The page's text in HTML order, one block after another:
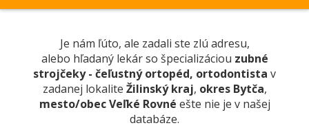
Je nám ľúto, ale zadali ste zlú adresu,
alebo hľadaný lekár so špecializáciou zubné
strojčeky - čeľustný ortopéd, ortodontista v
zadanej lokalite Žilinský kraj, okres Bytča,
mesto/obec Veľké Rovné ešte nie je v našej
databáze.